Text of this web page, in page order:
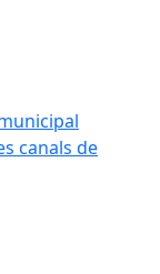
canals de